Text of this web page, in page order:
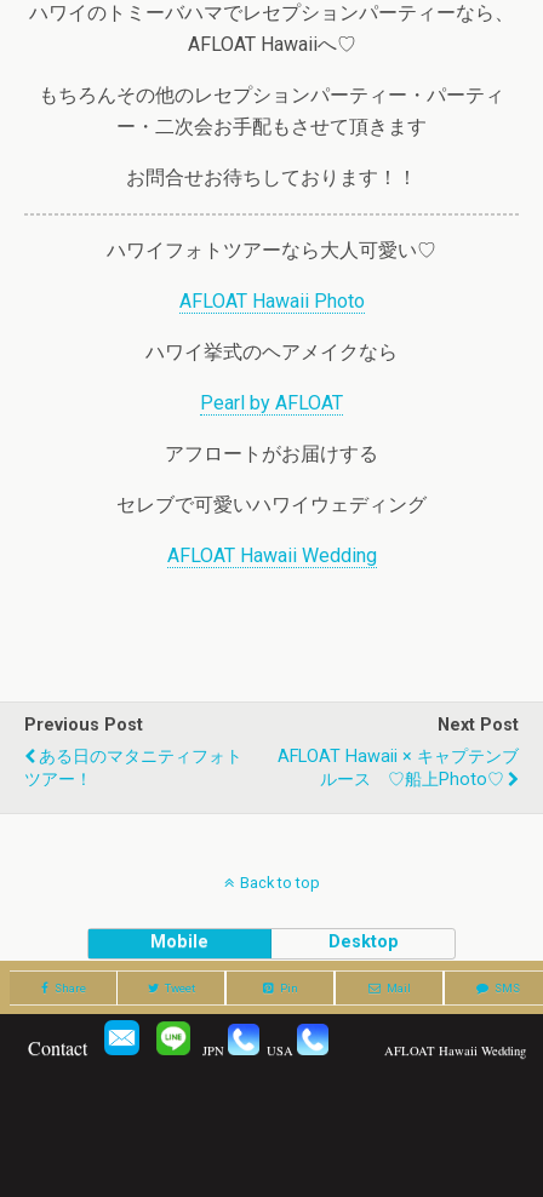
ハワイのトミーバハマでレセプションパーティーなら、
AFLOAT Hawaiiへ♡
もちろんその他のレセプションパーティー・パーティ
ー・二次会お手配もさせて頂きます
お問合せお待ちしております！！
ハワイフォトツアーなら大人可愛い♡
AFLOAT Hawaii Photo
ハワイ挙式のヘアメイクなら
Pearl by AFLOAT
アフロートがお届けする
セレブで可愛いハワイウェディング
AFLOAT Hawaii Wedding
Previous Post
ある日のマタニティフォト
ツアー！
Next Post
AFLOAT Hawaii × キャプテンブ
ルース ♡船上Photo♡
Back to top
Mobile Desktop
Share Tweet Pin Mail SMS
Contact JPN USA AFLOAT Hawaii